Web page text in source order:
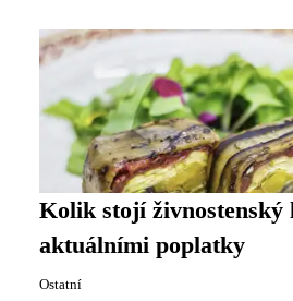
Kolik stojí živnostenský
aktuálními poplatky
Ostatní